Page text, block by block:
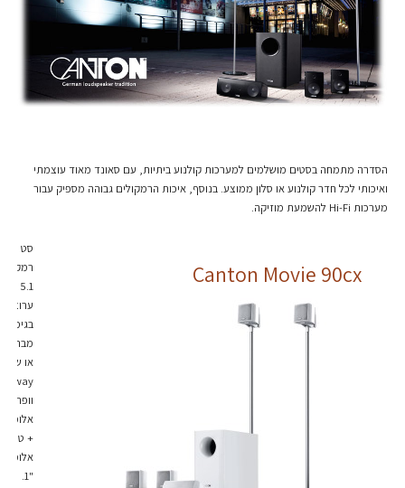
הסדרה מתמחה בסטים מושלמים למערכות קולנוע ביתיות, עם סאונד מאוד עוצמתי
ואיכותי לכל חדר קולנוע או סלון ממוצע. בנוסף, איכות הרמקולים גבוהה מספיק עבור
מערכות Hi-Fi להשמעת מוזיקה.
סט
5.1
ערוצים.
בגימור
מבריק
או
+
"1.